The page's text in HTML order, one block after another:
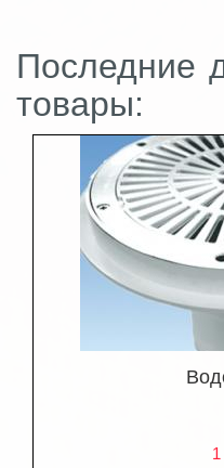
Последние
товары: